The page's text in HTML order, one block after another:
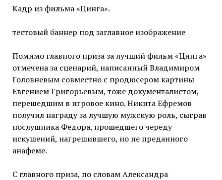
Кадр из фильма «Цинга».
тестовый баннер под заглавное изображение
Помимо главного приза за лучший фильм «Цинга»
отмечена за сценарий, написанныйВладимиром
Головневым совместно с продюсером картины
Евгением Григорьевым, тоже документалистом,
перешедшим в игровое кино. Никита Ефремов
получил награду за лучшую мужскую роль, сыграв
послушника Федора, прошедшего череду
искушений, нагрешившего, но не преданного
анафеме.
С главного приза, по словам Александра